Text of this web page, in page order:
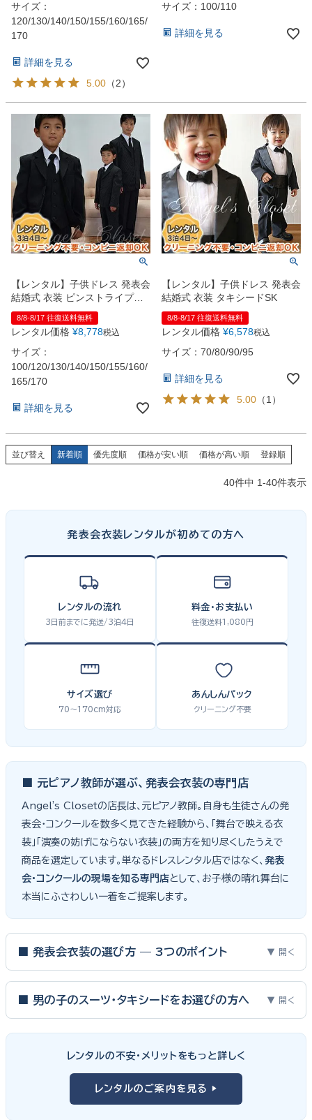
サイズ：
120/130/140/150/155/160/165/
170
詳細を見る
5.00 （2）
サイズ：100/110
詳細を見る
【レンタル】子供ドレス 発表会
結婚式 衣装 ピンストライプス
ーツ5点セットCC5004（ジャケ
ット・ベスト・ネクタイ・シャ
ツ・スラックス）100?170cm
8/8-8/17 往復送料無料
レンタル価格 ¥8,778税込
サイズ：
100/120/130/140/150/155/160/
165/170
詳細を見る
【レンタル】子供ドレス 発表会
結婚式 衣装 タキシードSK
8/8-8/17 往復送料無料
レンタル価格 ¥6,578税込
サイズ：70/80/90/95
詳細を見る
5.00 （1 ）
並び替え 新着順 優先度順 価格が安い順 価格が高い順 登録順
40件中 1-40件表示
発表会衣装レンタルが初めての方へ
レンタルの流れ
3日前までに発送/3泊4日
料金・お支払い
往復送料1,080円
サイズ選び
70〜170cm対応
あんしんパック
クリーニング不要
■ 元ピアノ教師が選ぶ、発表会衣装の専門店
Angel's Closetの店長は、元ピアノ教師。自身も生徒さんの発
表会・コンクールを数多く見てきた経験から、「舞台で映える衣
装」「演奏の妨げにならない衣装」の両方を知り尽くしたうえで
商品を選定しています。単なるドレスレンタル店ではなく、 発表
会・コンクールの現場を知る専門店として、お子様の晴れ舞台に
本当にふさわしい一着をご提案します。
■ 発表会衣装の選び方 — 3つのポイント ▼ 開く
って特別な一日。元ピアノ教師としての経験から、衣装選びで大切
① サイズは"ジャストフィット"を選ぶ
舞台上で最も美しく見えるのは、お子様の体にきちんと合ったサ
イズのドレス・スーツです。「大きめを買って長く着せたい」という
■ 男の子のスーツ・タキシードをお選びの方へ ▼ 開く
向け、スリーピーススーツやベストスタイルは合唱・アンサンブル向
ツ・タキシード一覧
レンタルの不安・メリットをもっと詳しく
レンタルのご案内を見る ▶